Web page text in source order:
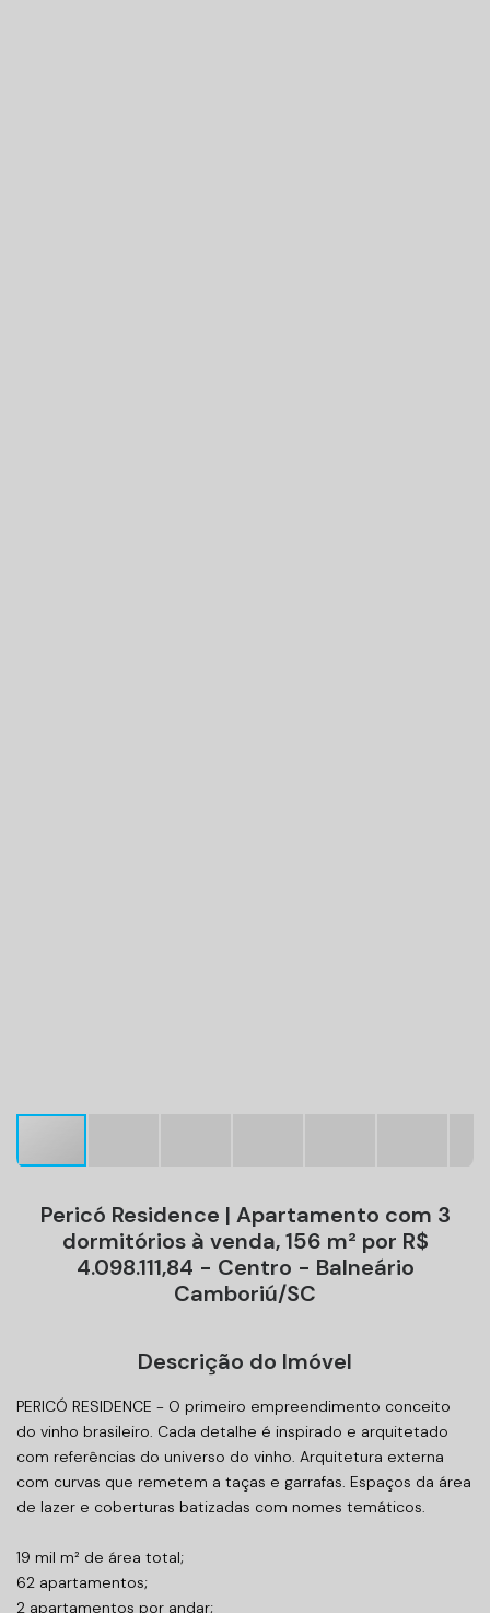
Pericó Residence | Apartamento com 3
dormitórios à venda, 156 m² por R$
4.098.111,84 - Centro - Balneário
Camboriú/SC
Descrição do Imóvel
PERICÓ RESIDENCE - O primeiro empreendimento conceito
do vinho brasileiro. Cada detalhe é inspirado e arquitetado
com referências do universo do vinho. Arquitetura externa
com curvas que remetem a taças e garrafas. Espaços da área
de lazer e coberturas batizadas com nomes temáticos.
19 mil m² de área total;
62 apartamentos;
2 apartamentos por andar;